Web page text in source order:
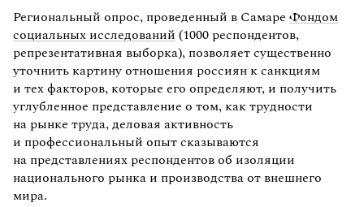
Региональный опрос, проведенный в Самаре Фондом
социальных исследований (1000 респондентов,
репрезентативная выборка), позволяет существенно
уточнить картину отношения россиян к санкциям
и тех факторов, которые его определяют, и получить
углубленное представление о том, как трудности
на рынке труда, деловая активность
и профессиональный опыт сказываются
на представлениях респондентов об изоляции
национального рынка и производства от внешнего
мира.